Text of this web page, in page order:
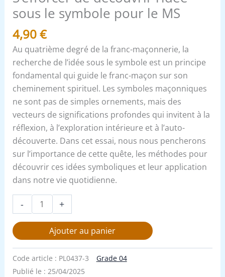
sous le symbole pour le MS
4,90€
Au quatrième degré de la franc-maçonnerie, la
recherche de l’idée sous le symbole est un principe
fondamental qui guide le franc-maçon sur son
cheminement spirituel. Les symboles maçonniques
ne sont pas de simples ornements, mais des
vecteurs de significations profondes qui invitent à la
réflexion, à l’exploration intérieure et à l’auto-
découverte. Dans cet essai, nous nous pencherons
sur l’importance de cette quête, les méthodes pour
découvrir ces idées symboliques et leur application
dans notre vie quotidienne.
-
MS
+
Ajouter au panier
Code article : PL0437-3
Grade 04
Publié le : 25/04/2025